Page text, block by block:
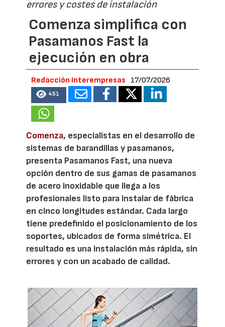
errores y costes de instalación
Comenza simplifica con
Pasamanos Fast la
ejecución en obra
Redacción Interempresas 17/07/2026
451
Comenza, especialistas en el desarrollo de
sistemas de barandillas y pasamanos,
presenta Pasamanos Fast, una nueva
opción dentro de sus gamas de pasamanos
de acero inoxidable que llega a los
profesionales listo para instalar de fábrica
en cinco longitudes estándar. Cada largo
tiene predefinido el posicionamiento de los
soportes, ubicados de forma simétrica. El
resultado es una instalación más rápida, sin
errores y con un acabado de calidad.